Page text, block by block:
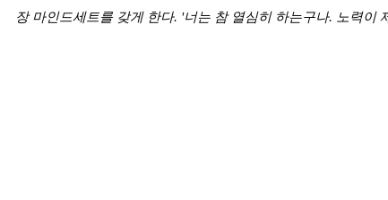
장 마인드세트를 갖게 한다. '너는 참 열심히 하는구나. 노력